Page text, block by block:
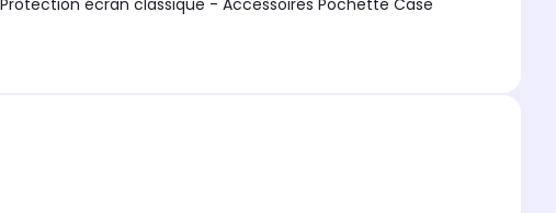
Oppo A57 4G Protection intégrale 360 degres : Coque Gel de Protection en TPU Invisible arrière Transparente ET Protection écran classique - Accessoires Pochette Case